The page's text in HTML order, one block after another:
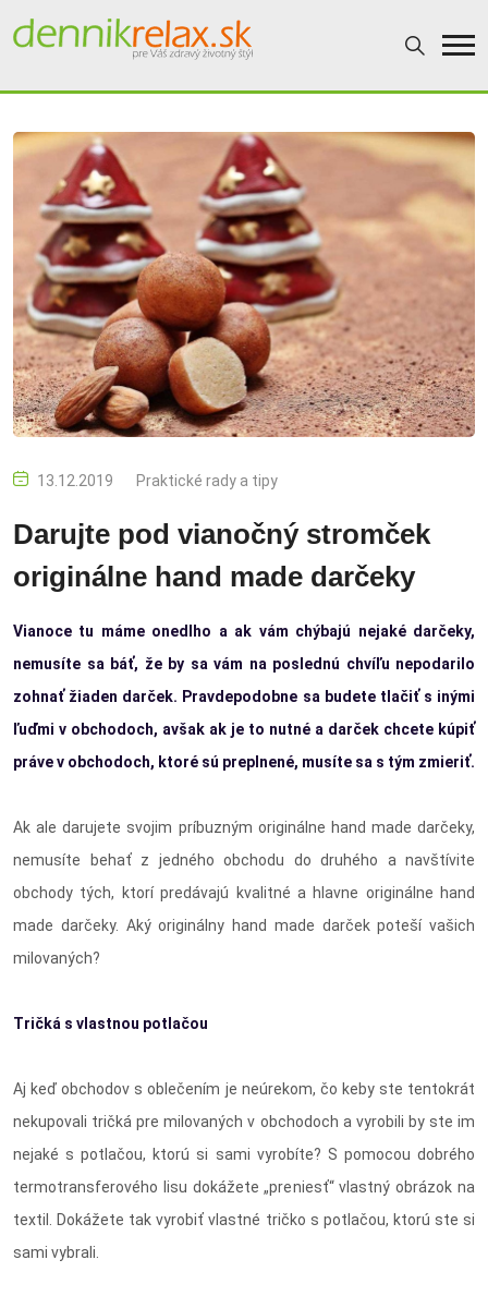
13.12.2019 Praktické rady a tipy
Darujte pod vianočný stromček
originálne hand made darčeky
Vianoce tu máme onedlho a ak vám chýbajú nejaké darčeky,
nemusíte sa báť, že by sa vám na poslednú chvíľu nepodarilo
zohnať žiaden darček. Pravdepodobne sa budete tlačiť s inými
ľuďmi v obchodoch, avšak ak je to nutné a darček chcete kúpiť
práve v obchodoch, ktoré sú preplnené, musíte sa s tým zmieriť.
Ak ale darujete svojim príbuzným originálne hand made darčeky,
nemusíte behať z jedného obchodu do druhého a navštívite
obchody tých, ktorí predávajú kvalitné a hlavne originálne hand
made darčeky. Aký originálny hand made darček poteší vašich
milovaných?
Tričká s vlastnou potlačou
Aj keď obchodov s oblečením je neúrekom, čo keby ste tentokrát
nekupovali tričká pre milovaných v obchodoch a vyrobili by ste im
nejaké s potlačou, ktorú si sami vyrobíte? S pomocou dobrého
termotransferového lisu dokážete „preniesť“ vlastný obrázok na
textil. Dokážete tak vyrobiť vlastné tričko s potlačou, ktorú ste si
sami vybrali.